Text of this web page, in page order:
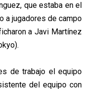
que estaba en el
a jugadores de campo
a Javi Martínez
de trabajo el equipo
del equipo con